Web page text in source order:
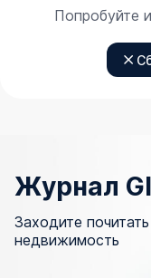
Попробуйте
Журнал
Заходите
недвижимость